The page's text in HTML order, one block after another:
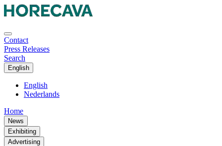
Contact
Press Releases
Search
English
English
Nederlands
Home
News
Exhibiting
Advertising